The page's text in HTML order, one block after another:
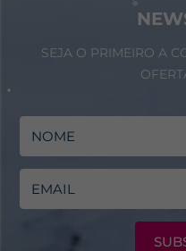
SEJA O PRIMEIRO A